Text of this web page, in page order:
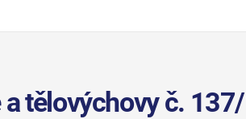
tělovýchovy č.